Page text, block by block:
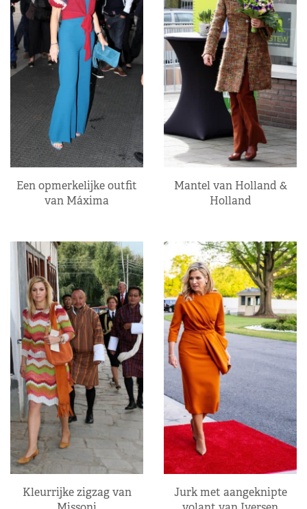
Een opmerkelijke outfit
van Máxima
Mantel van Holland &
Holland
Kleurrijke zigzag van
Jurk met aangeknipte